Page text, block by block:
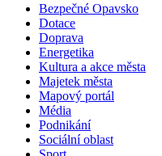
Bezpečné Opavsko
Dotace
Doprava
Energetika
Kultura a akce města
Majetek města
Mapový portál
Média
Podnikání
Sociální oblast